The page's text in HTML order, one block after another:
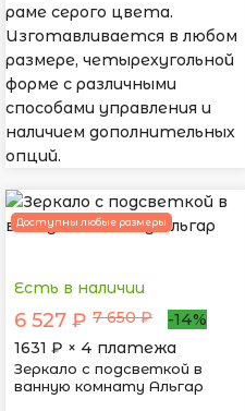
раме серого цвета.
Изготавливается в любом
размере, четырехугольной
форме с различными
способами управления и
наличием дополнительных
опций.
Доступны любые размеры
Есть в наличии
6 527 ₽ 7 650 ₽
-14%
1631 ₽ × 4 платежа
Зеркало с подсветкой в
ванную комнату Альгар